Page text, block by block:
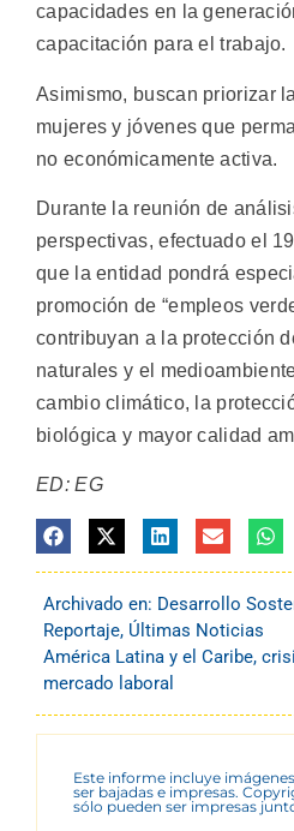
capacidades en la
capacitación para el trabajo.
Asimismo, buscan priorizar
mujeres y jóvenes que
no económicamente activa.
Durante la reunión de
perspectivas, efectuado el
que la entidad pondrá
promoción de “empleos
contribuyan a la protección
naturales y el
cambio climático, la
biológica y mayor calidad
ED: EG
Archivado en: Desarrollo
Reportaje, Últimas Noticias
América Latina y el Caribe,
mercado laboral
Este informe incluye
ser bajadas e impresas.
sólo pueden ser impresas